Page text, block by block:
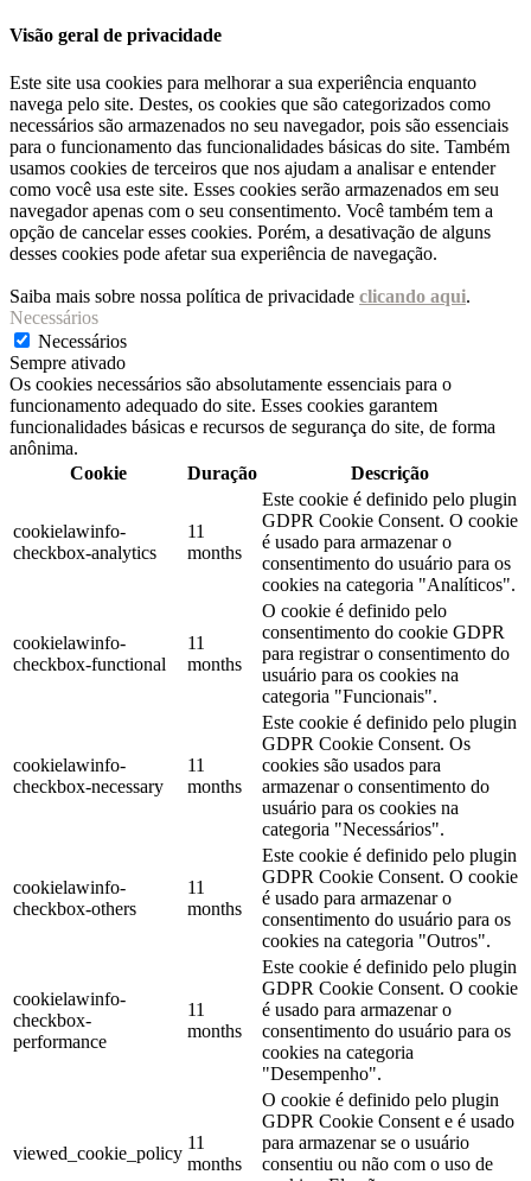
Visão geral de privacidade
Este site usa cookies para melhorar a sua experiência enquanto
navega pelo site. Destes, os cookies que são categorizados como
necessários são armazenados no seu navegador, pois são essenciais
para o funcionamento das funcionalidades básicas do site. Também
usamos cookies de terceiros que nos ajudam a analisar e entender
como você usa este site. Esses cookies serão armazenados em seu
navegador apenas com o seu consentimento. Você também tem a
opção de cancelar esses cookies. Porém, a desativação de alguns
desses cookies pode afetar sua experiência de navegação.
Saiba mais sobre nossa política de privacidade clicando aqui.
Necessários
Necessários
Sempre ativado
Os cookies necessários são absolutamente essenciais para o
funcionamento adequado do site. Esses cookies garantem
funcionalidades básicas e recursos de segurança do site, de forma
anônima.
Cookie
Duração Descrição
cookielawinfo-
checkbox-analytics
11
months
Este cookie é definido pelo plugin
GDPR Cookie Consent. O cookie
é usado para armazenar o
consentimento do usuário para os
cookies na categoria "Analíticos".
cookielawinfo-
checkbox-functional
11
months
O cookie é definido pelo
consentimento do cookie GDPR
para registrar o consentimento do
usuário para os cookies na
categoria "Funcionais".
cookielawinfo-
checkbox-necessary
11
months
Este cookie é definido pelo plugin
GDPR Cookie Consent. Os
cookies são usados ​​para
armazenar o consentimento do
usuário para os cookies na
categoria "Necessários".
cookielawinfo-
checkbox-others
11
months
Este cookie é definido pelo plugin
GDPR Cookie Consent. O cookie
é usado para armazenar o
consentimento do usuário para os
cookies na categoria "Outros".
cookielawinfo-
checkbox-
performance
11
months
Este cookie é definido pelo plugin
GDPR Cookie Consent. O cookie
é usado para armazenar o
consentimento do usuário para os
cookies na categoria
"Desempenho".
viewed_cookie_policy
11
months
O cookie é definido pelo plugin
GDPR Cookie Consent e é usado
para armazenar se o usuário
consentiu ou não com o uso de